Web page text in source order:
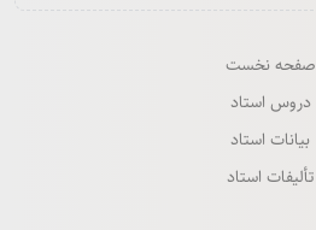
صفحه نخست
دروس استاد
بیانات استاد
تألیفات استاد